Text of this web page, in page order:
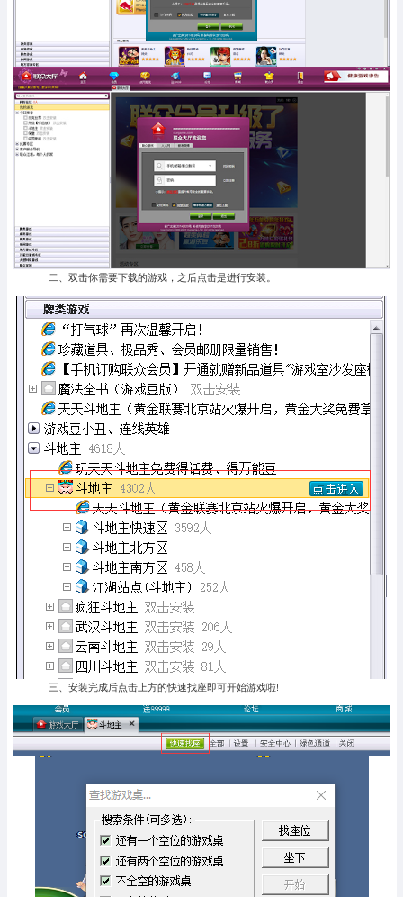
二、双击你需要下载的游戏，之后点击是进行安装。
三、安装完成后点击上方的快速找座即可开始游戏啦!